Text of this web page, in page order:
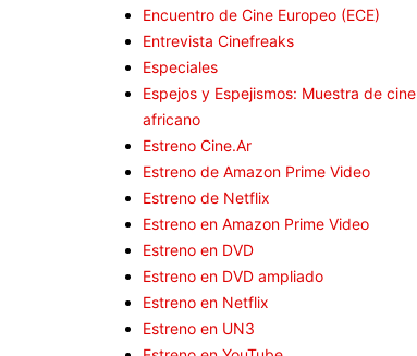
Encuentro de Cine Europeo (ECE)
Entrevista Cinefreaks
Especiales
Espejos y Espejismos: Muestra de cine
africano
Estreno Cine.Ar
Estreno de Amazon Prime Video
Estreno de Netflix
Estreno en Amazon Prime Video
Estreno en DVD
Estreno en DVD ampliado
Estreno en Netflix
Estreno en UN3